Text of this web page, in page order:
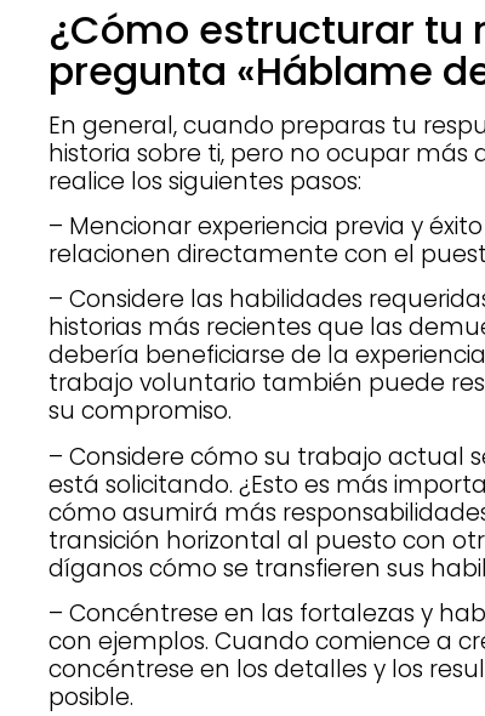
¿Cómo estructurar tu
pregunta «Háblame
En general, cuando preparas tu
historia sobre ti, pero no ocupar más
realice los siguientes pasos:
– Mencionar experiencia previa y
relacionen directamente con el
– Considere las habilidades
historias más recientes que las
debería beneficiarse de la
trabajo voluntario también puede
su compromiso.
– Considere cómo su trabajo actual
está solicitando. ¿Esto es más
cómo asumirá más
transición horizontal al puesto con
díganos cómo se transfieren sus
– Concéntrese en las fortalezas y
con ejemplos. Cuando comience a
concéntrese en los detalles y los
posible.